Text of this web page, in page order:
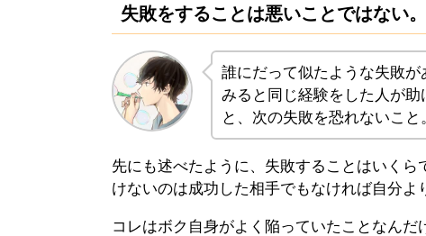
失敗をすることは悪いことではない。
誰にだって似たような失敗
みると同じ経験をした人が
と、次の失敗を恐れないこと。
先にも述べたように、失敗することはいく
けないのは成功した相手でもなければ自分よ
コレはボク自身がよく陥っていたことなん